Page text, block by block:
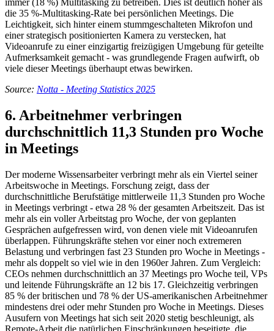
immer (18 %) Multitasking zu betreiben. Dies ist deutlich höher als
die 35 %-Multitasking-Rate bei persönlichen Meetings. Die
Leichtigkeit, sich hinter einem stummgeschalteten Mikrofon und
einer strategisch positionierten Kamera zu verstecken, hat
Videoanrufe zu einer einzigartig freizügigen Umgebung für geteilte
Aufmerksamkeit gemacht - was grundlegende Fragen aufwirft, ob
viele dieser Meetings überhaupt etwas bewirken.
Source: Notta - Meeting Statistics 2025
6. Arbeitnehmer verbringen
durchschnittlich 11,3 Stunden pro Woche
in Meetings
Der moderne Wissensarbeiter verbringt mehr als ein Viertel seiner
Arbeitswoche in Meetings. Forschung zeigt, dass der
durchschnittliche Berufstätige mittlerweile 11,3 Stunden pro Woche
in Meetings verbringt - etwa 28 % der gesamten Arbeitszeit. Das ist
mehr als ein voller Arbeitstag pro Woche, der von geplanten
Gesprächen aufgefressen wird, von denen viele mit Videoanrufen
überlappen. Führungskräfte stehen vor einer noch extremeren
Belastung und verbringen fast 23 Stunden pro Woche in Meetings -
mehr als doppelt so viel wie in den 1960er Jahren. Zum Vergleich:
CEOs nehmen durchschnittlich an 37 Meetings pro Woche teil, VPs
und leitende Führungskräfte an 12 bis 17. Gleichzeitig verbringen
85 % der britischen und 78 % der US-amerikanischen Arbeitnehmer
mindestens drei oder mehr Stunden pro Woche in Meetings. Dieses
Ausufern von Meetings hat sich seit 2020 stetig beschleunigt, als
Remote-Arbeit die natürlichen Einschränkungen beseitigte, die